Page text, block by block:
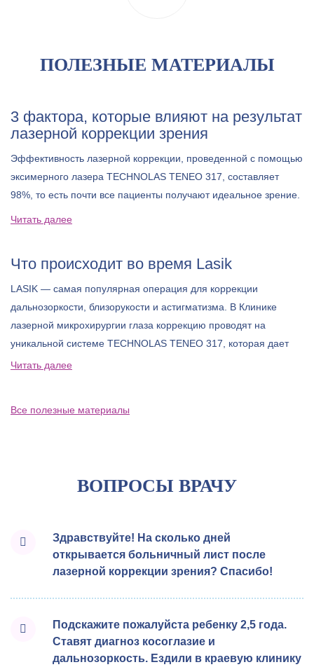
ПОЛЕЗНЫЕ МАТЕРИАЛЫ
3 фактора, которые влияют на результат
лазерной коррекции зрения
Эффективность лазерной коррекции, проведенной с помощью
эксимерного лазера TECHNOLAS TENEO 317, составляет
98%, то есть почти все пациенты получают идеальное зрение.
Читать далее
Что происходит во время Lasik
LASIK — самая популярная операция для коррекции
дальнозоркости, близорукости и астигматизма. В Клинике
лазерной микрохирургии глаза коррекцию проводят на
уникальной системе TECHNOLAS TENEO 317, которая дает
еще более точный результат и делает процедуру доступной
Читать далее
Все полезные материалы
ВОПРОСЫ ВРАЧУ
Здравствуйте! На сколько дней
открывается больничный лист после
лазерной коррекции зрения? Спасибо!
Подскажите пожалуйста ребенку 2,5 года.
Ставят диагноз косоглазие и
дальнозоркость. Ездили в краевую клинику